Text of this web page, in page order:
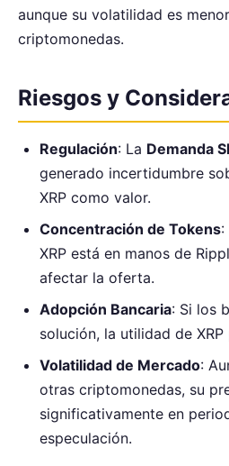
aunque su volatilidad es
criptomonedas.
Riesgos y
Regulación: La Demanda
generado incertidumbre
XRP como valor.
Concentración de Tokens:
XRP está en manos de
afectar la oferta.
Adopción Bancaria: Si los
solución, la utilidad de
Volatilidad de Mercado:
otras criptomonedas, su
significativamente en
especulación.